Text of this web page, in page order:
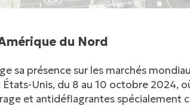
du Nord
sa présence sur les marchés
Unis, du 8 au 10 octobre 2024,
et antidéflagrantes spécialement